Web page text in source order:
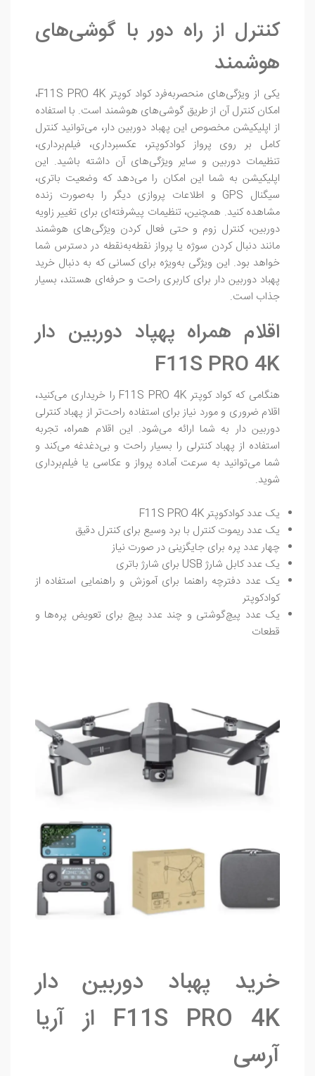
کنترل از راه دور با گوشی‌های
هوشمند
یکی از ویژگی‌های منحصربه‌فرد کواد کوپتر F11S PRO 4K،
امکان کنترل آن از طریق گوشی‌های هوشمند است. با استفاده
از اپلیکیشن مخصوص این پهباد دوربین دار، می‌توانید کنترل
کامل بر روی پرواز کوادکوپتر، عکسبرداری، فیلم‌برداری،
تنظیمات دوربین و سایر ویژگی‌های آن داشته باشید. این
اپلیکیشن به شما این امکان را می‌دهد که وضعیت باتری،
سیگنال GPS و اطلاعات پروازی دیگر را به‌صورت زنده
مشاهده کنید. همچنین، تنظیمات پیشرفته‌ای برای تغییر زاویه
دوربین، کنترل زوم و حتی فعال کردن ویژگی‌های هوشمند
مانند دنبال کردن سوژه یا پرواز نقطه‌به‌نقطه در دسترس شما
خواهد بود. این ویژگی به‌ویژه برای کسانی که به دنبال خرید
پهباد دوربین دار برای کاربری راحت و حرفه‌ای هستند، بسیار
جذاب است.
اقلام همراه پهپاد دوربین دار
F11S PRO 4K
هنگامی که کواد کوپتر F11S PRO 4K را خریداری می‌کنید،
اقلام ضروری و مورد نیاز برای استفاده راحت‌تر از پهباد کنترلی
دوربین دار به شما ارائه می‌شود. این اقلام همراه، تجربه
استفاده از پهباد کنترلی را بسیار راحت و بی‌دغدغه می‌کند و
شما می‌توانید به سرعت آماده پرواز و عکاسی یا فیلم‌برداری
شوید.
یک عدد کوادکوپتر F11S PRO 4K
یک عدد ریموت کنترل با برد وسیع برای کنترل دقیق
چهار عدد پره برای جایگزینی در صورت نیاز
یک عدد کابل شارژ USB برای شارژ باتری
یک عدد دفترچه راهنما برای آموزش و راهنمایی استفاده از
کوادکوپتر
یک عدد پیچ‌گوشتی و چند عدد پیچ برای تعویض پره‌ها و
قطعات
خرید پهباد دوربین دار
F11S PRO 4K از آریا
آرسی